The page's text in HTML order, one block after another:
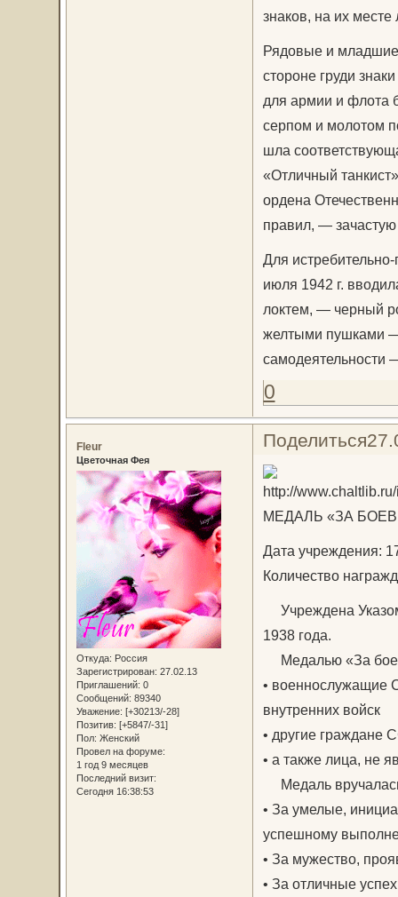
знаков, на их
Рядовые и младшие
стороне груди
для армии и флота
серпом и молотом
шла
«Отличный
ордена
правил, —
Для
июля 1942 г.
локтем, — черный
желтыми пушками
самодеятельности
0
Поделиться
Fleur
Цветочная Фея
Откуда: Россия
Зарегистрирован: 27.02.13
Приглашений: 0
Сообщений: 89340
Уважение: [+30213/-28]
Позитив: [+5847/-31]
Пол: Женский
Провел на форуме:
1 год 9 месяцев
Последний визит:
Сегодня 16:38:53
МЕДАЛЬ «ЗА
Дата учреждения:
Количество
Учреждена
1938 года.
Медалью «За
• военнослужащие
внутренних войск
• другие граждане
• а также лица, не
Медаль
• За умелые,
успешному
• За мужество,
• За отличные